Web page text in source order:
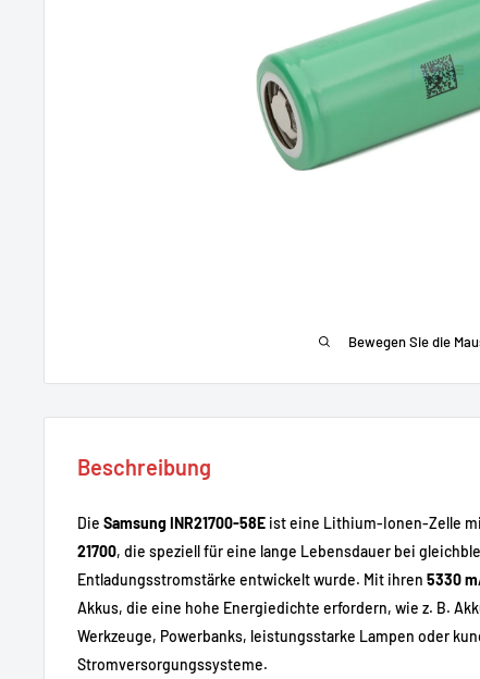
Bewegen Sie die
Beschreibung
Die Samsung INR21700-58E ist eine Lithium-Ionen-Zelle
21700, die speziell für eine lange Lebensdauer bei
Entladungsstromstärke entwickelt wurde. Mit ihren 5330
Akkus, die eine hohe Energiedichte erfordern, wie z. B.
Werkzeuge, Powerbanks, leistungsstarke Lampen oder
Stromversorgungssysteme.